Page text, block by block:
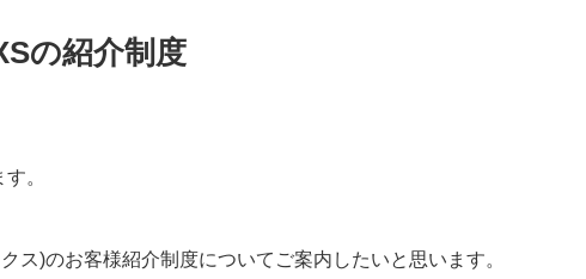
の紹介制度
。
)のお客様紹介制度についてご案内したいと思います。